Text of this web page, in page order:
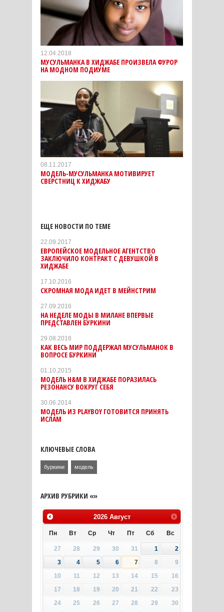
12.04.2018
МУСУЛЬМАНКА В ХИДЖАБЕ ПРОИЗВЕЛА ФУРОР
НА МОДНОМ ПОДИУМЕ
08.11.2017
МОДЕЛЬ-МУСУЛЬМАНКА МОТИВИРУЕТ
СВЕРСТНИЦ К ХИДЖАБУ
ЕЩЕ НОВОСТИ ПО ТЕМЕ
22.09.2017
ЕВРОПЕЙСКОЕ МОДЕЛЬНОЕ АГЕНТСТВО
ЗАКЛЮЧИЛО КОНТРАКТ С ДЕВУШКОЙ В
ХИДЖАБЕ
17.10.2016
СКРОМНАЯ МОДА ИДЕТ В МЕЙНСТРИМ
27.09.2016
НА НЕДЕЛЕ МОДЫ В МИЛАНЕ ВПЕРВЫЕ
ПРЕДСТАВЛЕН БУРКИНИ
29.08.2016
КАК ВЕСЬ МИР ПОДДЕРЖАЛ МУСУЛЬМАНОК В
ВОПРОСЕ БУРКИНИ
01.10.2015
МОДЕЛЬ H&M В ХИДЖАБЕ ПОРАЗИЛАСЬ
РЕЗОНАНСУ ВОКРУГ СЕБЯ
30.06.2014
МОДЕЛЬ ИЗ PLAYBOY ГОТОВИТСЯ ПРИНЯТЬ
ИСЛАМ
КЛЮЧЕВЫЕ СЛОВА
буркини модель
АРХИВ РУБРИКИ «»
2026 Август
Пн Вт Ср Чт Пт Сб Вс
27 28 29 30 31 1
2
3
4 5 6 7 8
9
10
11 12 13 14 15
16
17
18 19 20 21 22
23
24
25 26 27 28 29
30